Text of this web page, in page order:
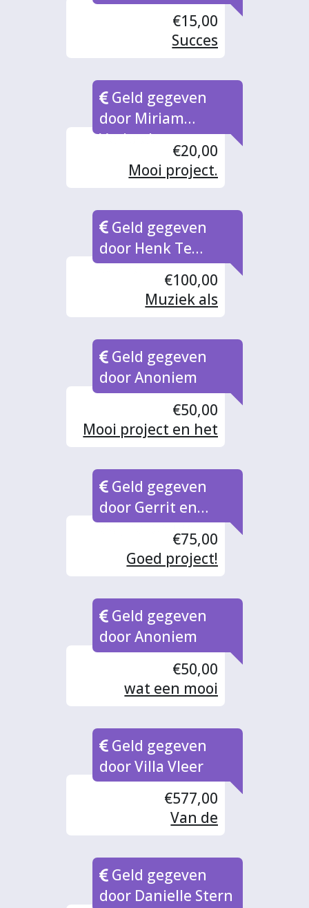
€15,00
Succes
Geld gegeven
door Miriam
Verbeek
€20,00
Mooi project.
Geld gegeven
door Henk Te
winkel
€100,00
Muziek als
Geld gegeven
door Anoniem
€50,00
Mooi project en het
ook daadwerkelijk
voor dit doel zal
worden gebruikt!
Geld gegeven
door Gerrit en
Wajira Jonker
€75,00
Goed project!
Geld gegeven
door Anoniem
€50,00
wat een mooi
Geld gegeven
door Villa Vleer
€577,00
Van de
Geld gegeven
door Danielle Stern